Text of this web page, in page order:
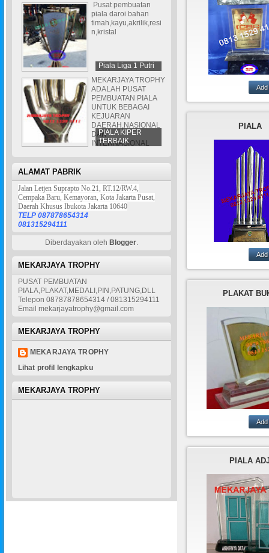
PATUNG YANG
DARIPIALA
MEKARJAYA
ADALAH
PEMBUATAN
TERBUAT DARI
KAYU,DLL
PLAKAT
MEKARJAYA
ADALAH
PIALA
Piala Liga 1 Putri
Pusat pembuatan
piala daroi bahan
timah,kayu,akrilik,resi
n,kristal
PIALA KIPER
TERBAIK
MEKARJAYA TROPHY
ADALAH PUSAT
PEMBUATAN PIALA
UNTUK BEBAGAI
KEJUARAN
DAERAH,NASIONAL
DAN
INTERNASIONAL
ALAMAT PABRIK
Jalan Letjen Suprapto No.21, RT.12/RW.4,
Cempaka Baru, Kemayoran, Kota Jakarta Pusat,
Daerah Khusus Ibukota Jakarta 10640
TELP 087878654314
081315294111
Diberdayakan oleh Blogger.
MEKARJAYA TROPHY
PUSAT PEMBUATAN
PIALA,PLAKAT,MEDALI,PIN,PATUNG,DLL
Telepon 08787878654314 / 081315294111
Email mekarjayatrophy@gmail.com
MEKARJAYA TROPHY
MEKARJAYA TROPHY
Lihat profil lengkapku
MEKARJAYA TROPHY